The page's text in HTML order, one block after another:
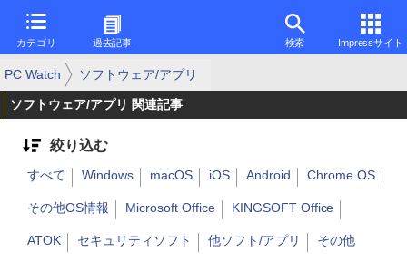
カテゴリ 過去記事 検索 Impressサイト
PC Watch ソフトウェア/アプリ
ソフトウェア/アプリ 関連記事
絞り込む
すべて Windows macOS iOS Android Chrome OS
その他OS情報 Microsoft Office KINGSOFT Office
ATOK セキュリティソフト 他ソフト/アプリ その他